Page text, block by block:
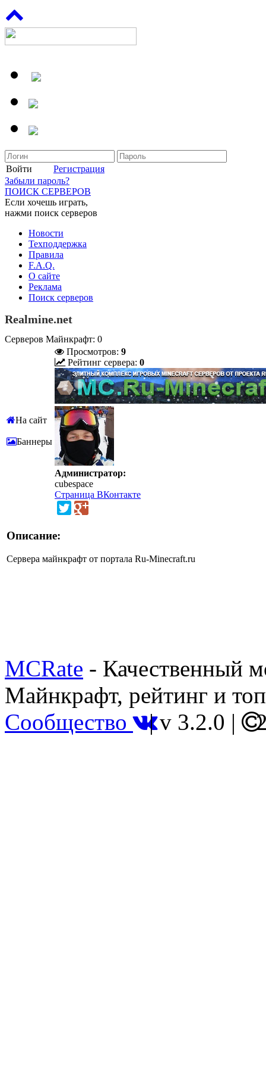
Войти
Регистрация
Забыли пароль?
ПОИСК СЕРВЕРОВ
Если хочешь играть,
нажми поиск серверов
Новости
Техподдержка
Правила
F.A.Q.
О сайте
Реклама
Поиск серверов
Realmine.net
Серверов Майнкрафт: 0
На сайт
Баннеры
Просмотров: 9
Рейтинг сервера: 0
Администратор:
cubespace
Страница ВКонтакте
Описание:
Сервера майнкрафт от портала Ru-Minecraft.ru
MCRate - Качественный
Майнкрафт, рейтинг и
Сообщество |v 3.2.0 |